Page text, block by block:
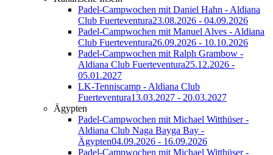
Padel-Campwochen mit Daniel Hahn - Aldiana
Club Fuerteventura23.08.2026 - 04.09.2026
Padel-Campwochen mit Manuel Alves - Aldiana
Club Fuerteventura26.09.2026 - 10.10.2026
Padel-Campwochen mit Ralph Grambow -
Aldiana Club Fuerteventura25.12.2026 -
05.01.2027
LK-Tenniscamp - Aldiana Club
Fuerteventura13.03.2027 - 20.03.2027
Ägypten
Padel-Campwochen mit Michael Witthüser -
Aldiana Club Naga Bayga Bay -
Ägypten04.09.2026 - 16.09.2026
Padel-Campwochen mit Michael Witthüser -